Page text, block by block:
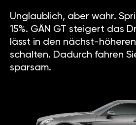
Unglaublich, aber wahr.
15%. GÄN GT steigert das
lässt in den nächst-
schalten. Dadurch fahren
sparsam.